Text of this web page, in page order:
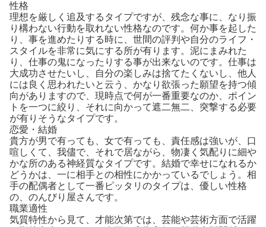
性格
理想を厳しく追及するタイプですが、残念な事に、なり振
り構わない行動を取れない性格なのです。何か事を起した
り、事を進めたりする時に、世間の評判や自分のライフ・
スタイルを非常に気にする所が有ります。泥にまみれた
り、仕事の鬼になったりする事が出来ないのです。仕事は
大成功させたいし、自分の楽しみは捨てたくないし、他人
には良く思われたいと云う、かなり欲張った願望を持つ傾
向がありますので、現時点で何が一番重要なのか、ポイン
トを一つに絞り、それに向かって遮二無二、突撃する必要
が有りそうなタイプです。
恋愛・結婚
貴方が男で有っても、女で有っても、責任感は強いが、口
喧しくて、我儘で、それで居ながら、物凄く気配りに細や
かな所のある神経質なタイプです。結婚で幸せになれるか
どうかは、一に相手との相性にかかっているでしょう。相
手の配偶者として一番ピッタリのタイプは、優しい性格
の、のんびり屋さんです。
職業適性
気質特性から見て、才能次第では、芸能や芸術方面で活躍